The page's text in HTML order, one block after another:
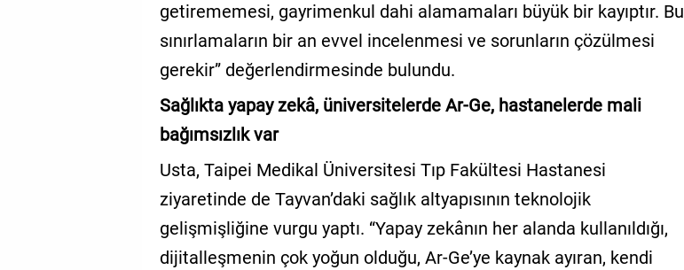
getirememesi, gayrimenkul dahi alamamaları büyük bir kayıptır. Bu
sınırlamaların bir an evvel incelenmesi ve sorunların çözülmesi
gerekir” değerlendirmesinde bulundu.
Sağlıkta yapay zekâ, üniversitelerde Ar-Ge, hastanelerde mali
bağımsızlık var
Usta, Taipei Medikal Üniversitesi Tıp Fakültesi Hastanesi
ziyaretinde de Tayvan’daki sağlık altyapısının teknolojik
gelişmişliğine vurgu yaptı. “Yapay zekânın her alanda kullanıldığı,
dijitalleşmenin çok yoğun olduğu, Ar-Ge’ye kaynak ayıran, kendi